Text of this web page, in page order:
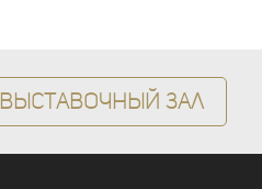
Выставочный зал